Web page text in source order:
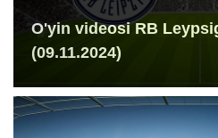
O'yin videosi RB
(09.11.2024)